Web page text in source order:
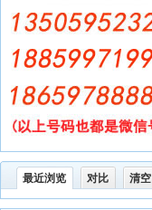
最近浏览 对比 清空